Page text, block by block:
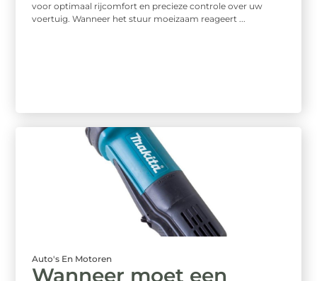
voor optimaal rijcomfort en precieze controle over uw
voertuig. Wanneer het stuur moeizaam reageert ...
Auto's En Motoren
Wanneer moet een